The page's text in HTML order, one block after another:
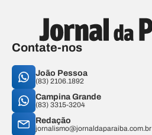
Contate-nos
João Pessoa
(83) 2106.1892
Campina Grande
(83) 3315-3204
Redação
jornalismo@jornaldaparaiba.com.br